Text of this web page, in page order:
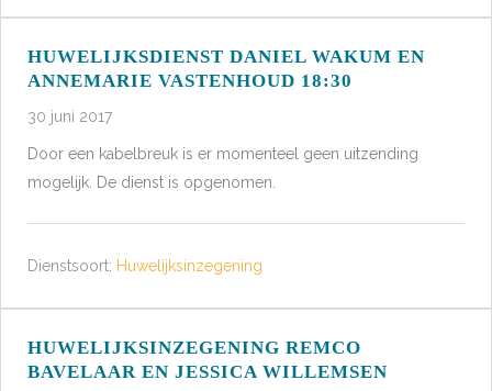
HUWELIJKSDIENST DANIEL WAKUM EN
ANNEMARIE VASTENHOUD 18:30
30 juni 2017
Door een kabelbreuk is er momenteel geen uitzending
mogelijk. De dienst is opgenomen.
Dienstsoort: Huwelijksinzegening
HUWELIJKSINZEGENING REMCO
BAVELAAR EN JESSICA WILLEMSEN